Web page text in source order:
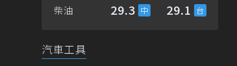
柴油 29.3 29.1
汽車工具